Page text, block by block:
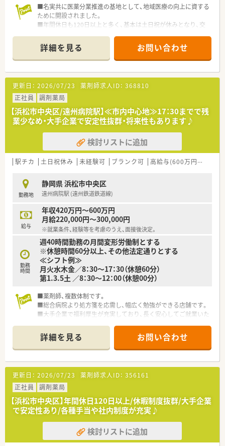
です。
■名実共に医薬分業推進の基地として、地域医療の向上に資する
ために開設されました。
■年間休日も120日以上と多く、基本は土日祝が休みとなり、交
■有休取得率も80%程度と高く、旅行に行くなどプライベート
も充実できます！
■職場の雰囲気も抜群で、長く働き続けたいとお考えの方には最
適な職場です！
詳細を見る お問い合わせ
更新日： 2026/07/23 薬剤師求人ID： 368810
正社員
調剤薬局
【浜松市中央区/遠州病院駅】≪市内中心地≫17：30までで残
業少なめ・大手企業で安定性抜群・将来性もあります♪
検討リストに追加
駅チカ 土日祝休み 未経験可 ブランク可 高給与(600万円以上)
勤務地
静岡県 浜松市中央区
遠州病院駅 (遠州鉄道鉄道線)
給与
年収420万円～600万円
月給220,000円～300,000円
※就業条件、経験等を考慮のうえ、面接後決定。
勤務
時間
週40時間勤務の月間変形労働制とする
※休憩時間60分以上、その他法定通りとする
≪シフト例≫
月火水木金／8：30～17：30（休憩60分）
第1.3.5土 ／8：30～12：00（休憩00分）
■薬剤師、複数体制です。
■総合病院より処方箋を応需し、幅広く勉強ができる店舗です。
■大手企業で福利厚生が充実しており、長く安心してご就業いた
「育児・介護休業制度」に加え「育児・介護短時間勤務制度」もあ
り、多くの社員が利用しています。
（従業員持株会奨励金制度・会員制リゾート施設（エクシブ）等も
あり）
■年間休日は125日でお休みがしっかり取得できます。
■産休や育児休暇がとりやすい環境が整っているので、働く女性
にとっては安心です。
詳細を見る お問い合わせ
更新日： 2026/07/23 薬剤師求人ID： 356161
正社員
調剤薬局
【浜松市中央区】年間休日120日以上/休暇制度抜群/大手企業
で安定性あり/各種手当や社内制度が充実♪
検討リストに追加